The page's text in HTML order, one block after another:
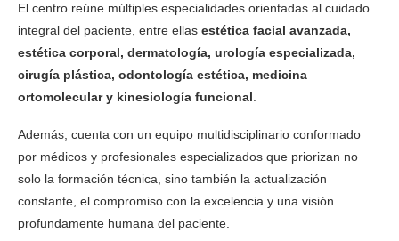
El centro reúne múltiples especialidades orientadas al cuidado
integral del paciente, entre ellas estética facial avanzada,
estética corporal, dermatología, urología especializada,
cirugía plástica, odontología estética, medicina
ortomolecular y kinesiología funcional
Además, cuenta con un equipo multidisciplinario conformado
por médicos y profesionales especializados que priorizan no
solo la formación técnica, sino también la actualización
constante, el compromiso con la excelencia y una visión
profundamente humana del paciente.